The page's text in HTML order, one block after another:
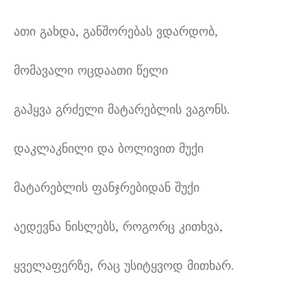
ათი გახდა, განშორებას ვდარდობ,
მომავალი ოცდაათი წელი
გაჰყვა გრძელი მატარებლის ვაგონს.
დაკლაკნილი და ბოლივით მუქი
მატარებლის ფანჯრებიდან შუქი
აედევნა ნისლებს, როგორც კითხვა,
ყველაფერზე, რაც უსიტყვოდ მითხარ.